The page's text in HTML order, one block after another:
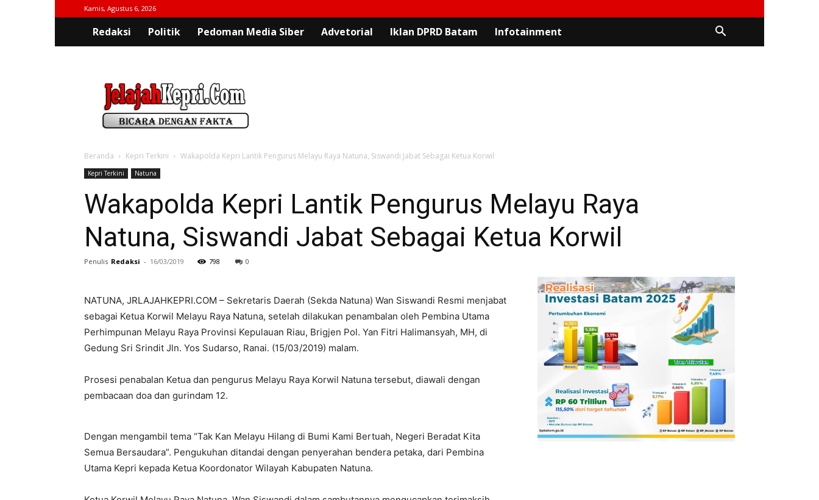
Kamis, Agustus 6, 2026
Redaksi Politik Pedoman Media Siber Advetorial Iklan DPRD Batam Infotainment
Beranda Kepri Terkini Wakapolda Kepri Lantik Pengurus Melayu Raya Natuna, Siswandi Jabat Sebagai Ketua Korwil
Kepri Terkini Natuna
Wakapolda Kepri Lantik Pengurus Melayu Raya
Natuna, Siswandi Jabat Sebagai Ketua Korwil
Penulis Redaksi - 16/03/2019 798 0
NATUNA, JRLAJAHKEPRI.COM – Sekretaris Daerah (Sekda Natuna) Wan Siswandi Resmi menjabat
sebagai Ketua Korwil Melayu Raya Natuna, setelah dilakukan penambalan oleh Pembina Utama
Perhimpunan Melayu Raya Provinsi Kepulauan Riau, Brigjen Pol. Yan Fitri Halimansyah, MH, di
Gedung Sri Srindit Jln. Yos Sudarso, Ranai. (15/03/2019) malam.
Prosesi penabalan Ketua dan pengurus Melayu Raya Korwil Natuna tersebut, diawali dengan
pembacaan doa dan gurindam 12.
Dengan mengambil tema “Tak Kan Melayu Hilang di Bumi Kami Bertuah, Negeri Beradat Kita
Semua Bersaudara”. Pengukuhan ditandai dengan penyerahan bendera petaka, dari Pembina
Utama Kepri kepada Ketua Koordonator Wilayah Kabupaten Natuna.